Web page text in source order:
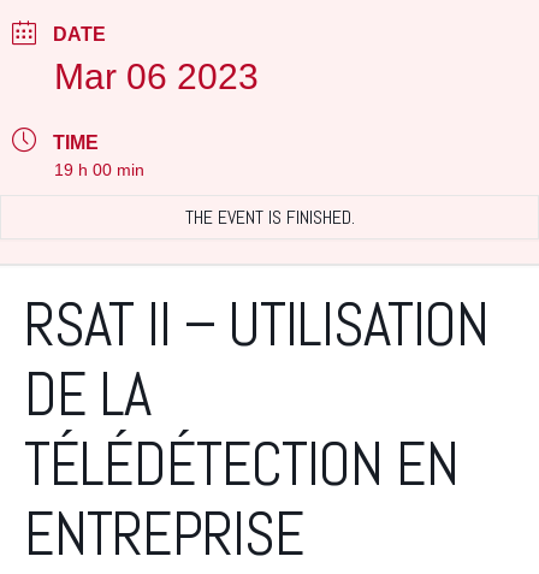
DATE
Mar 06 2023
TIME
19 h 00 min
THE EVENT IS FINISHED.
RSAT II – UTILISATION
DE LA
TÉLÉDÉTECTION EN
ENTREPRISE